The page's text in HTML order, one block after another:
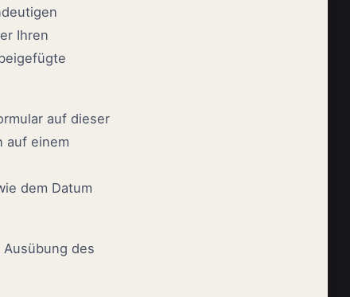
Ihren
auf dieser
auf einem
dem Datum
des